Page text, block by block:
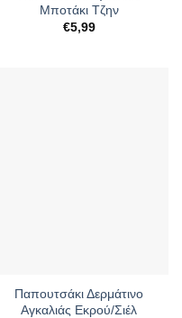
Μποτάκι Τζην
€5,99
Παπουτσάκι Δερμάτινο
Αγκαλιάς Εκρού/Σιέλ